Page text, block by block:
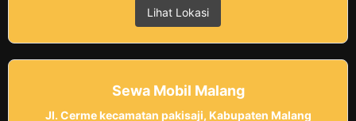
Lihat Lokasi
Sewa Mobil Malang
Jl. Cerme kecamatan pakisaji, Kabupaten Malang